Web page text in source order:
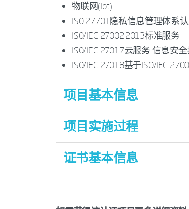
物联网(Iot)
ISO 27701隐私信息管理体系
ISO/IEC 27002:2013标准服务
ISO/IEC 27017云服务 信息安
ISO/IEC 27018基于ISO/IEC
项目基本信息
认证规则名称/编号：
认证规则版本：CNCA-ISMS-
认证规则发布单位：
项目实施过程
认证七步走【Intertek天祥集团】
证书基本信息